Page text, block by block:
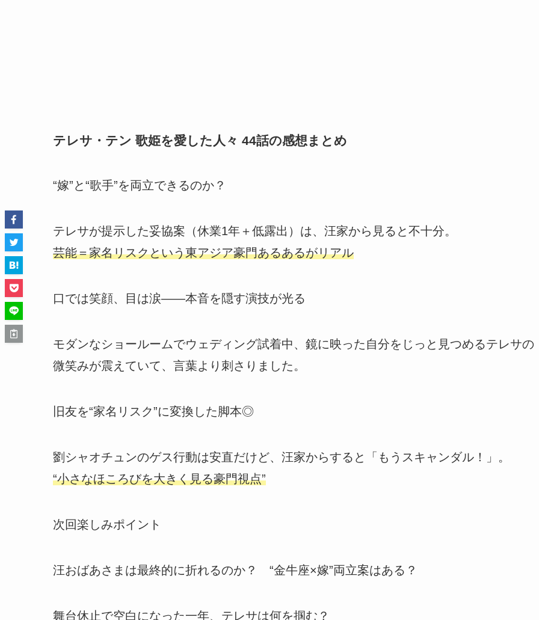
テレサ・テン 歌姫を愛した人々 44話の感想まとめ
“嫁”と“歌手”を両立できるのか？
テレサが提示した妥協案（休業1年＋低露出）は、汪家から見ると不十分。
芸能＝家名リスクという東アジア豪門あるあるがリアル
口では笑顔、目は涙――本音を隠す演技が光る
モダンなショールームでウェディング試着中、鏡に映った自分をじっと見つめるテレサの
微笑みが震えていて、言葉より刺さりました。
旧友を“家名リスク”に変換した脚本◎
劉シャオチュンのゲス行動は安直だけど、汪家からすると「もうスキャンダル！」。
“小さなほころびを大きく見る豪門視点”
次回楽しみポイント
汪おばあさまは最終的に折れるのか？ “金牛座×嫁”両立案はある？
舞台休止で空白になった一年、テレサは何を掴む？